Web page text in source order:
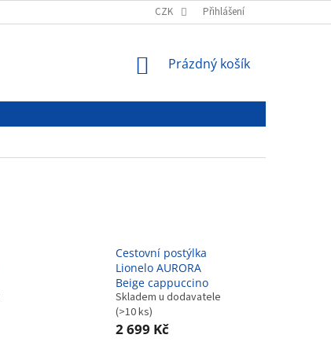
PODMÍNKY OCHRANY OSOBNÍCH ÚDAJŮ
CZK Přihlášení
NÁKUPNÍ
Prázdný košík
Cestovní postýlka
Lionelo AURORA
Beige cappuccino
Skladem u dodavatele
(>10 ks)
2 699 Kč